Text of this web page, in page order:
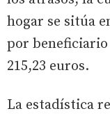
hogar se sitúa
por
215,23 euros.
La estadística